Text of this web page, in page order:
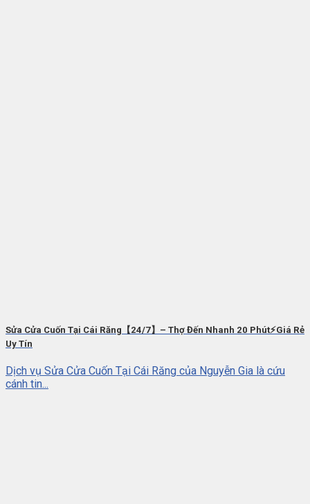
Sửa Cửa Cuốn Tại Cái Răng【24/7】– Thợ Đến Nhanh 20 Phút⚡Giá Rẻ
Uy Tín
Dịch vụ Sửa Cửa Cuốn Tại Cái Răng của Nguyễn Gia là cứu
cánh tin...